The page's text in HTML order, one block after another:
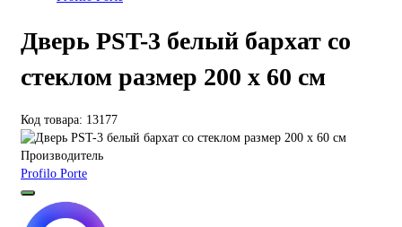
Дверь PST-3 белый бархат со
стеклом размер 200 х 60 см
Код товара: 13177
Производитель
Profilo Porte